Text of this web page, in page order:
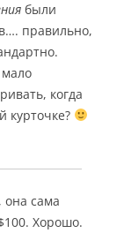
были
правильно,
когда
курточке?
она сама
Хорошо.